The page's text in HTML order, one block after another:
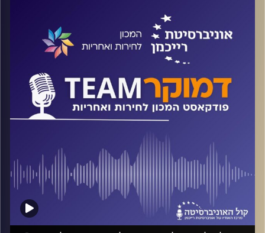
ומה אנחנו מוכנים ומסוגלים לתת להם? האם זו המצאה שלנו,
או שיש גם תפוצות לעמים אחרים ומדינות אחרות? על כל אלה
ועוד ישוחח ד"ר חיים וייצמן עם ד"ר יהונתן אברמסון
קרדיט תמונות:המכון לחירות ואחריות